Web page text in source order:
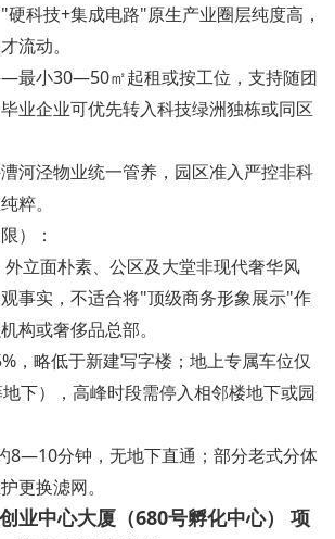
科技+集成电路"原生产业圈层纯度高，
流动。
最小30—50㎡起租或按工位，支持随团
业企业可优先转入科技绿洲独栋或同区
河泾物业统一管养，园区准入严控非科
粹。
）：
立面朴素、公区及大堂非现代奢华风
事实，不适合将"顶级商务形象展示"作
构或奢侈品总部。
，略低于新建写字楼；地上专属车位仅
下），高峰时段需停入相邻楼地下或园
8—10分钟，无地下直通；部分老式分体
更换滤网。
业中心大厦（680号孵化中心） 项